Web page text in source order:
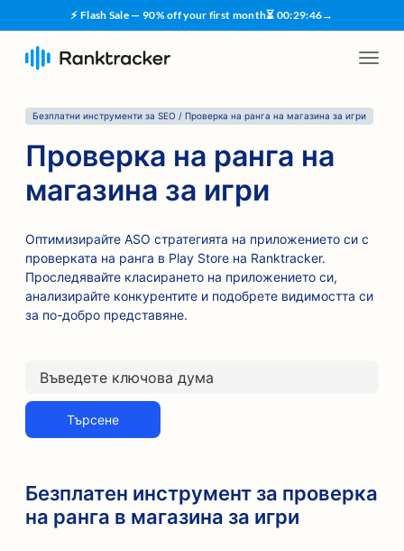
⚡ Flash Sale — 90% off your first month⏳ 00:29:45→
Безплатни инструменти за SEO / Проверка на ранга на магазина за игри
Проверка на ранга на
магазина за игри
Оптимизирайте ASO стратегията на приложението си с
проверката на ранга в Play Store на Ranktracker.
Проследявайте класирането на приложението си,
анализирайте конкурентите и подобрете видимостта си
за по-добро представяне.
Търсене
Безплатен инструмент за проверка
на ранга в магазина за игри